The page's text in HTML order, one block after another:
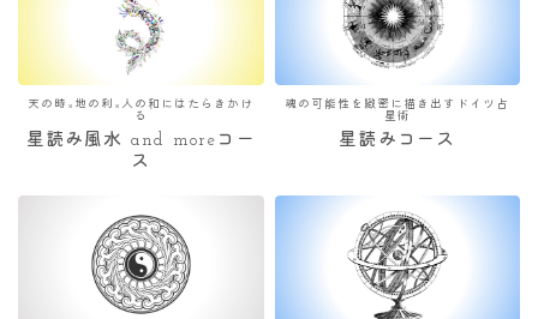
天の時×地の利×人の和にはたらきかけ
る
星読み風水 and moreコー
ス
魂の可能性を緻密に描き出すドイツ占
星術
星読みコース